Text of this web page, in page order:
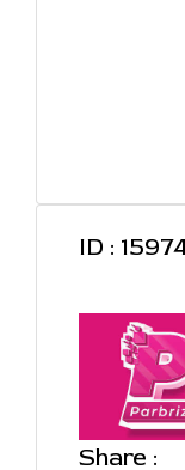
ID :
Share :